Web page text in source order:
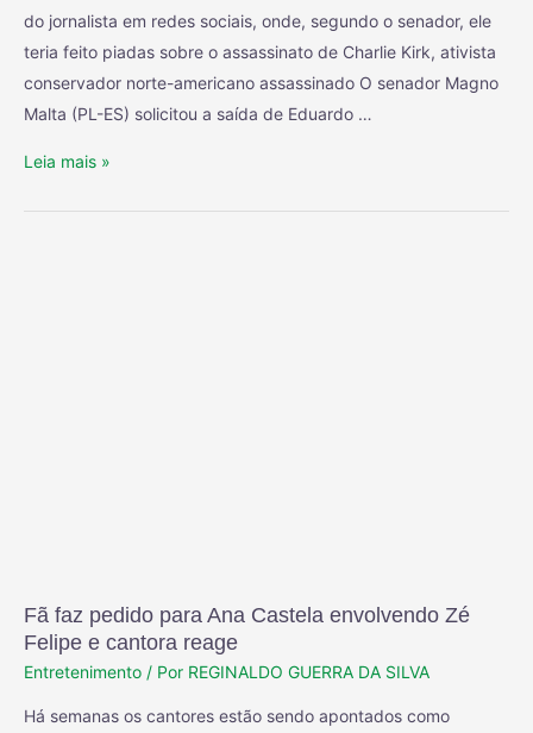
do jornalista em redes sociais, onde, segundo o senador, ele
teria feito piadas sobre o assassinato de Charlie Kirk, ativista
conservador norte-americano assassinado O senador Magno
Malta (PL-ES) solicitou a saída de Eduardo …
Leia mais »
Fã faz pedido para Ana Castela envolvendo Zé
Felipe e cantora reage
Entretenimento / Por REGINALDO GUERRA DA SILVA
Há semanas os cantores estão sendo apontados como